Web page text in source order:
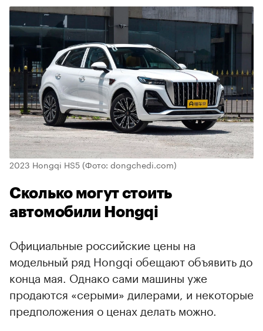
2023 Hongqi HS5(Фото: dongchedi.com)
Сколько могут стоить
автомобили Hongqi
Официальные российские цены на
модельный ряд Hongqi обещают объявить до
конца мая. Однако сами машины уже
продаются «серыми» дилерами, и некоторые
предположения о ценах делать можно.